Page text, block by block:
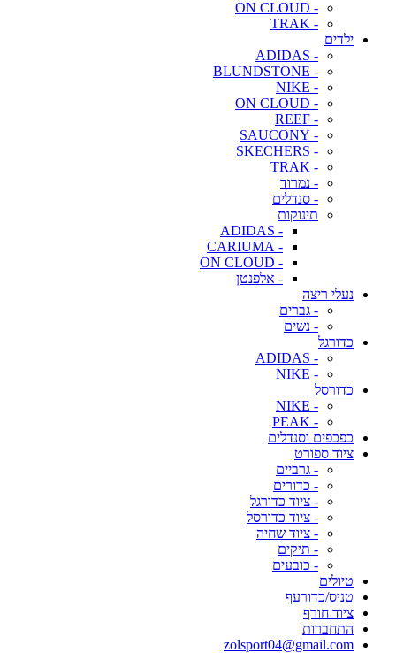
- ON CLOUD
- TRAK
ילדים
- ADIDAS
- BLUNDSTONE
- NIKE
- ON CLOUD
- REEF
- SAUCONY
- SKECHERS
- TRAK
- נמרוד
- סנדלים
תינוקות
- ADIDAS
- CARIUMA
- ON CLOUD
- אלפנטן
נעלי ריצה
- גברים
- נשים
כדורגל
- ADIDAS
- NIKE
כדורסל
- NIKE
- PEAK
כפכפים וסנדלים
ציוד ספורט
- גרביים
- כדורים
- ציוד כדורגל
- ציוד כדורסל
- ציוד שחיה
- תיקים
- כובעים
טיולים
טניס/כדורעף
ציוד חורף
התחברות
zolsport04@gmail.com